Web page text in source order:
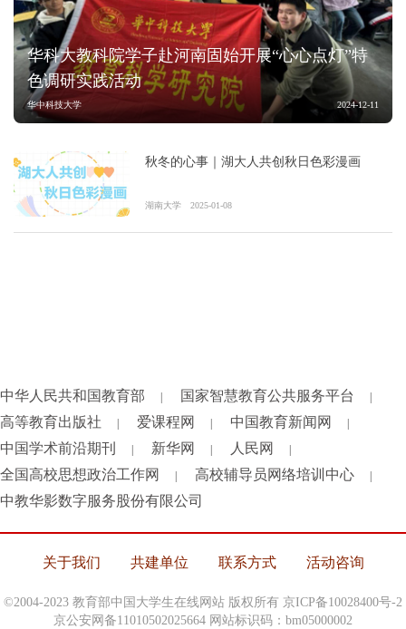
华科大教科院学子赴河南固始开展“心心点灯”特
色调研实践活动
华中科技大学 2024-12-11
秋冬的心事｜湖大人共创秋日色彩漫画
湖南大学 2025-01-08
中华人民共和国教育部 | 国家智慧教育公共服务平台 |
高等教育出版社 | 爱课程网 | 中国教育新闻网 |
中国学术前沿期刊 | 新华网 | 人民网 |
全国高校思想政治工作网 | 高校辅导员网络培训中心 |
中教华影数字服务股份有限公司
关于我们 共建单位 联系方式 活动咨询
©2004-2023 教育部中国大学生在线网站 版权所有 京ICP备10028400号-2
京公安网备11010502025664 网站标识码：bm05000002